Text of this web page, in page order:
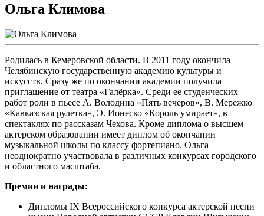
Ольга Климова
Родилась в Кемеровской области. В 2011 году окончила
Челябинскую государственную академию культуры и
искусств. Сразу же по окончании академии получила
приглашение от театра «Галёрка». Среди ее студенческих
работ роли в пьесе А. Володина «Пять вечеров», В. Мережко
«Кавказская рулетка», Э. Ионеско «Король умирает», в
спектаклях по рассказам Чехова. Кроме диплома о высшем
актерском образовании имеет диплом об окончании
музыкальной школы по классу фортепиано. Ольга
неоднократно участвовала в различных конкурсах городского
и областного масштаба.
Премии и награды:
Дипломы IX Всероссийского конкурса актерской песни